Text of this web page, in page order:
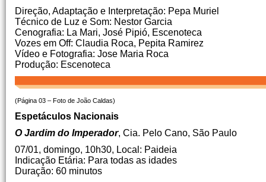
Direção, Adaptação e Interpretação: Pepa Muriel
Técnico de Luz e Som: Nestor Garcia
Cenografia: La Mari, José Pipió, Escenoteca
Vozes em Off: Claudia Roca, Pepita Ramirez
Vídeo e Fotografia: Jose Maria Roca
Produção: Escenoteca
(Página 03 – Foto de João Caldas)
Espetáculos Nacionais
O Jardim do Imperador, Cia. Pelo Cano, São Paulo
07/01, domingo, 10h30, Local: Paideia
Indicação Etária: Para todas as idades
Duração: 60 minutos